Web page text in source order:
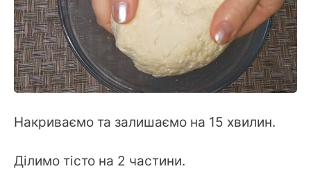
Накриваємо та залишаємо на 15 хвилин.
Ділимо тісто на 2 частини.